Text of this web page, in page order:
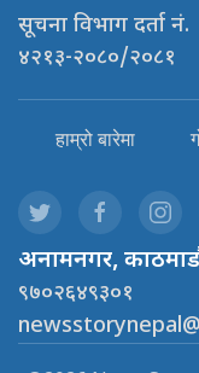
सूचना विभाग दर्ता नं.
४२१३-२०८०/२०८१
हाम्रो बारेमा
अनामनगर,
९७०२६४९३०१